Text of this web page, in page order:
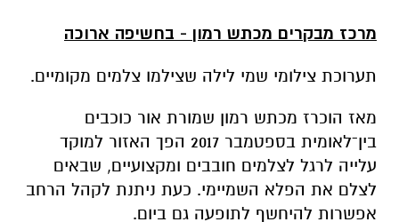
מרכז מבקרים מכתש רמון - בחשיפה ארוכה
תערוכת צילומי שמי לילה שצילמו צלמים מקומיים.
מאז הוכרז מכתש רמון שמורת אור כוכבים
בין־לאומית בספטמבר 2017 הפך האזור למוקד
עלייה לרגל לצלמים חובבים ומקצועיים, שבאים
לצלם את הפלא השמיימי. כעת ניתנת לקהל הרחב
אפשרות להיחשף לתופעה גם ביום.